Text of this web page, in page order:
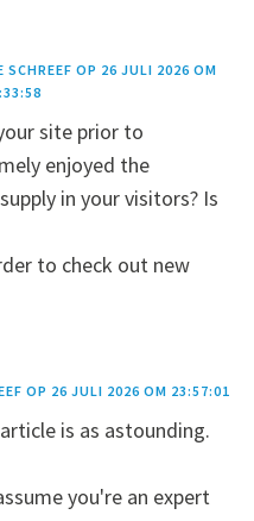
SCHREEF OP 26 JULI 2026 OM
site prior to
enjoyed the
in your visitors? Is
to check out new
OP 26 JULI 2026 OM 23:57:01
is as astounding.
you're an expert